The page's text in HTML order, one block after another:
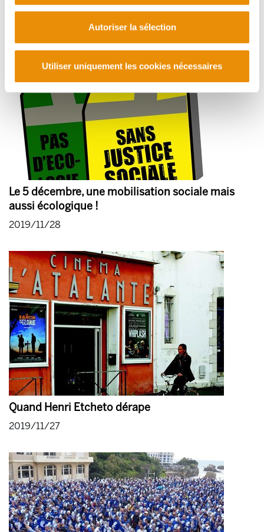
Autoriser la sélection
Utiliser uniquement les cookies nécessaires
2020/01/10
Le 5 décembre, une mobilisation sociale mais
aussi écologique !
2019/11/28
Quand Henri Etcheto dérape
2019/11/27